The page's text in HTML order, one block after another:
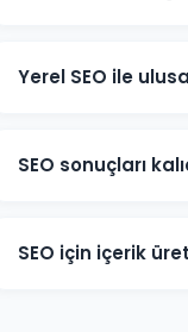
iyileşmeler
Yerel SEO ile
sorgularında öne
genellikle ikisini
SEO sonuçları
Çalışmalar
etkinliğini uzun süre
SEO için içerik